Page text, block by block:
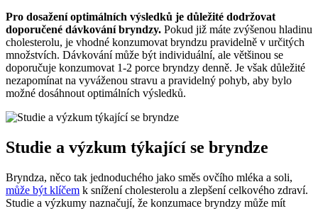
Pro dosažení optimálních výsledků je důležité dodržovat
doporučené dávkování bryndzy. Pokud již máte zvýšenou hladinu
cholesterolu, je vhodné konzumovat bryndzu pravidelně v určitých
množstvích. Dávkování může být individuální, ale většinou se
doporučuje konzumovat 1-2 porce bryndzy denně. Je však důležité
nezapomínat na vyváženou stravu a pravidelný pohyb, aby bylo
možné dosáhnout optimálních výsledků.
Studie a výzkum týkající se bryndze
Bryndza, něco tak jednoduchého jako směs ovčího mléka a soli,
může být klíčem k snížení cholesterolu a zlepšení celkového zdraví.
Studie a výzkumy naznačují, že konzumace bryndzy může mít